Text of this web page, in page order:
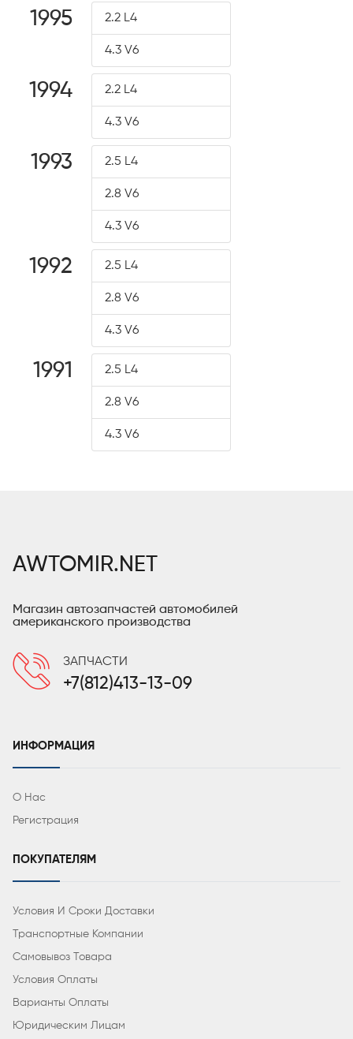
1995 2.2 L4
4.3 V6
1994 2.2 L4
4.3 V6
1993 2.5 L4
2.8 V6
4.3 V6
1992 2.5 L4
2.8 V6
4.3 V6
1991 2.5 L4
2.8 V6
4.3 V6
AWTOMIR.NET
Магазин автозапчастей автомобилей
американского производства
ЗАПЧАСТИ
+7(812)413-13-09
ИНФОРМАЦИЯ
О Нас
Регистрация
ПОКУПАТЕЛЯМ
Условия И Сроки Доставки
Транспортные Компании
Самовывоз Товара
Условия Оплаты
Варианты Оплаты
Юридическим Лицам